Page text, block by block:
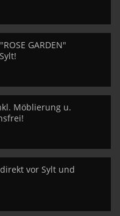
GARDEN"
Möblierung u.
vor Sylt und